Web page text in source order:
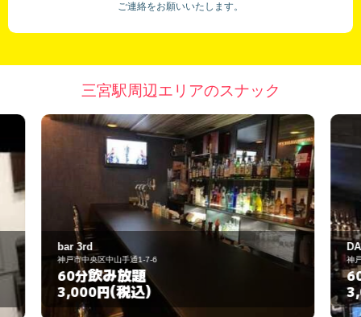
ご連絡をお願いいたします。
三宮駅周辺エリアのスナック
DADDY
神戸市中央区中山手通1-16-12
60分飲み放題
3,000円(税込)